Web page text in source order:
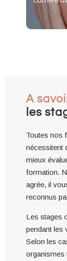
A
les
Toutes nos
nécessitent
mieux
formation.
agrée, il
reconnus
Les stages
pendant les
Selon les
organismes